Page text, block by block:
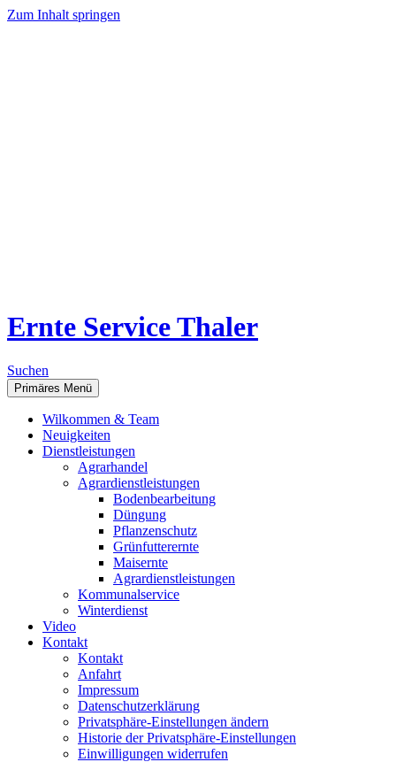
Zum Inhalt springen
Ernte Service Thaler
Suchen
Primäres Menü
Wilkommen & Team
Neuigkeiten
Dienstleistungen
Agrarhandel
Agrardienstleistungen
Bodenbearbeitung
Düngung
Pflanzenschutz
Grünfutterernte
Maisernte
Agrardienstleistungen
Kommunalservice
Winterdienst
Video
Kontakt
Kontakt
Anfahrt
Impressum
Datenschutzerklärung
Privatsphäre-Einstellungen ändern
Historie der Privatsphäre-Einstellungen
Einwilligungen widerrufen